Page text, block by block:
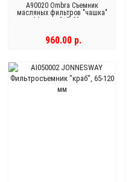
A90020 Ombra Съемник
масляных фильтров "чашка"
14-граней, Ø-68 мм
960.00 р.